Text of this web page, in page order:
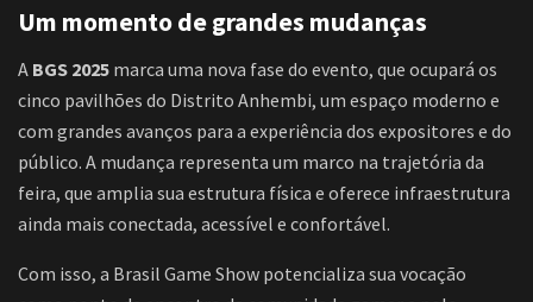
Um momento de grandes mudanças
A BGS 2025 marca uma nova fase do evento, que ocupará os
cinco pavilhões do Distrito Anhembi, um espaço moderno e
com grandes avanços para a experiência dos expositores e do
público. A mudança representa um marco na trajetória da
feira, que amplia sua estrutura física e oferece infraestrutura
ainda mais conectada, acessível e confortável.
Com isso, a Brasil Game Show potencializa sua vocação